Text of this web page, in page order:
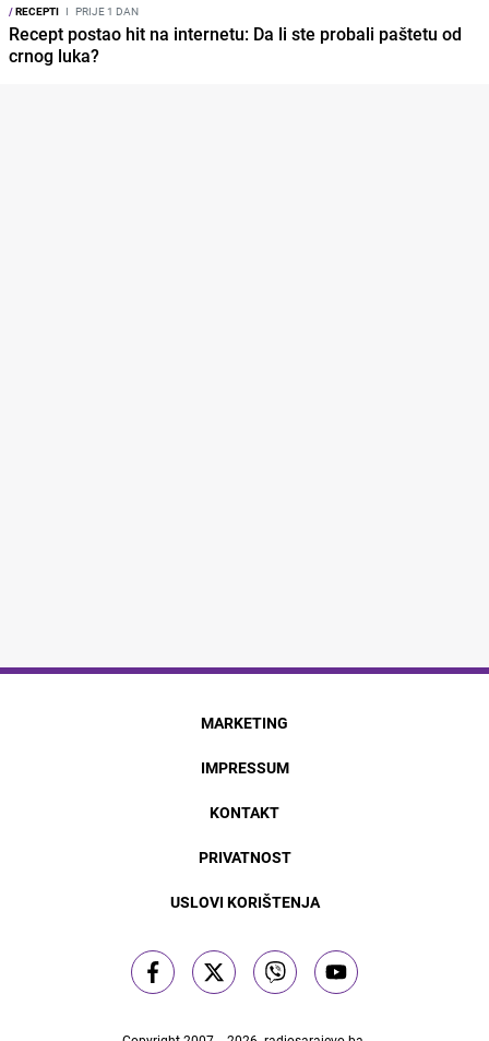
/RECEPTI I PRIJE 1 DAN
Recept postao hit na internetu: Da li ste probali paštetu od
crnog luka?
MARKETING
IMPRESSUM
KONTAKT
PRIVATNOST
USLOVI KORIŠTENJA